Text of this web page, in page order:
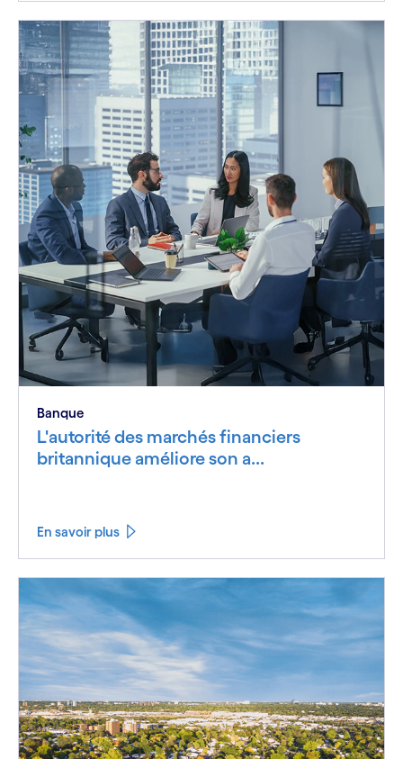
Banque
L'autorité des marchés financiers
britannique améliore son a...
En savoir plus